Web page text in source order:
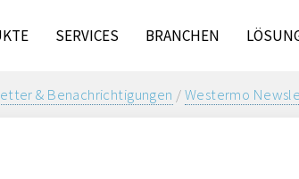
SERVICES BRANCHEN
& Benachrichtigungen /Westermo